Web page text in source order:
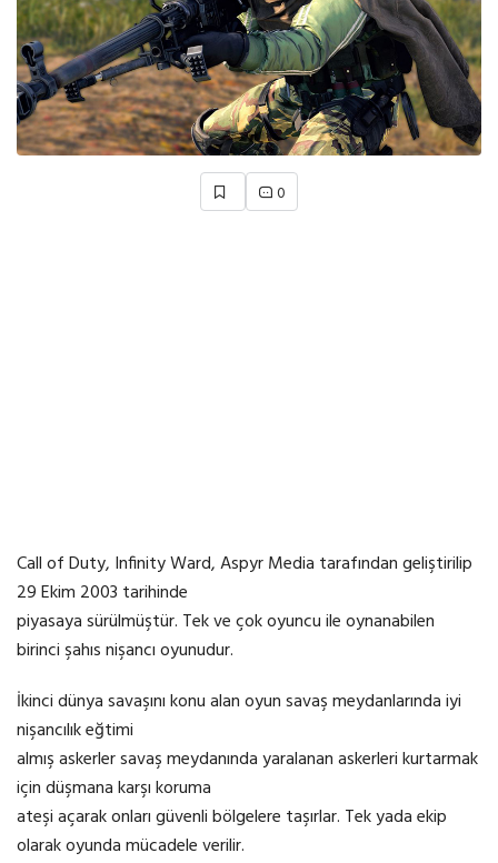
0
Call of Duty, Infinity Ward, Aspyr Media tarafından geliştirilip
29 Ekim 2003 tarihinde
piyasaya sürülmüştür. Tek ve çok oyuncu ile oynanabilen
birinci şahıs nişancı oyunudur.
İkinci dünya savaşını konu alan oyun savaş meydanlarında iyi
nişancılık eğtimi
almış askerler savaş meydanında yaralanan askerleri kurtarmak
için düşmana karşı koruma
ateşi açarak onları güvenli bölgelere taşırlar. Tek yada ekip
olarak oyunda mücadele verilir.